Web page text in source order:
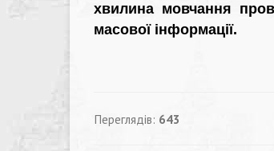
хвилина мовчання
масової інформації.
Переглядів: 643